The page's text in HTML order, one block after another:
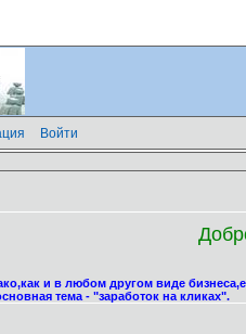
Войти
и в любом другом виде
тема - "заработок на кликах".